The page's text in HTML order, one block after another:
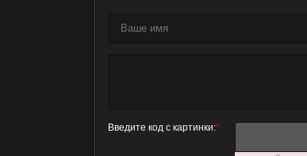
Введите код с картинки:*